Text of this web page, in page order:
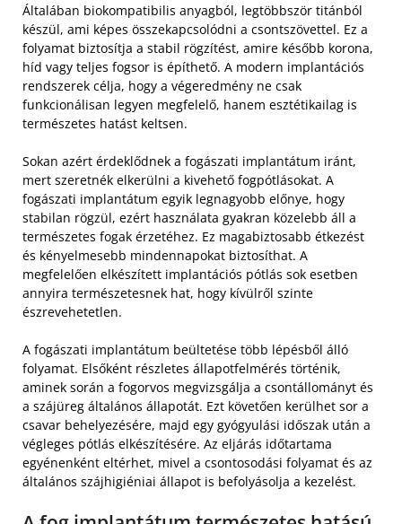
Általában biokompatibilis anyagból, legtöbbször titánból
készül, ami képes összekapcsolódni a csontszövettel. Ez a
folyamat biztosítja a stabil rögzítést, amire később korona,
híd vagy teljes fogsor is építhető. A modern implantációs
rendszerek célja, hogy a végeredmény ne csak
funkcionálisan legyen megfelelő, hanem esztétikailag is
természetes hatást keltsen.
Sokan azért érdeklődnek a fogászati implantátum iránt,
mert szeretnék elkerülni a kivehető fogpótlásokat. A
fogászati implantátum egyik legnagyobb előnye, hogy
stabilan rögzül, ezért használata gyakran közelebb áll a
természetes fogak érzetéhez. Ez magabiztosabb étkezést
és kényelmesebb mindennapokat biztosíthat. A
megfelelően elkészített implantációs pótlás sok esetben
annyira természetesnek hat, hogy kívülről szinte
észrevehetetlen.
A fogászati implantátum beültetése több lépésből álló
folyamat. Elsőként részletes állapotfelmérés történik,
aminek során a fogorvos megvizsgálja a csontállományt és
a szájüreg általános állapotát. Ezt követően kerülhet sor a
csavar behelyezésére, majd egy gyógyulási időszak után a
végleges pótlás elkészítésére. Az eljárás időtartama
egyénenként eltérhet, mivel a csontosodási folyamat és az
általános szájhigiéniai állapot is befolyásolja a kezelést.